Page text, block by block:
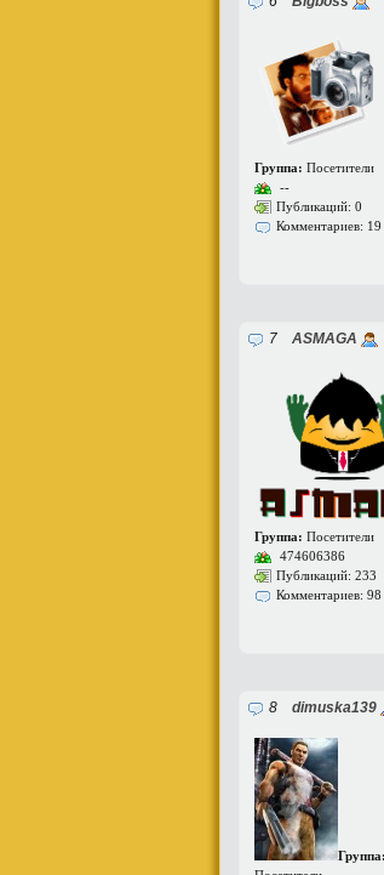
Группа: Посетители
--
Публикаций: 0
Комментариев: 19
7 ASMAGA
Группа: Посетители
474606386
Публикаций: 233
Комментариев: 98
8 dimuska139
Группа: